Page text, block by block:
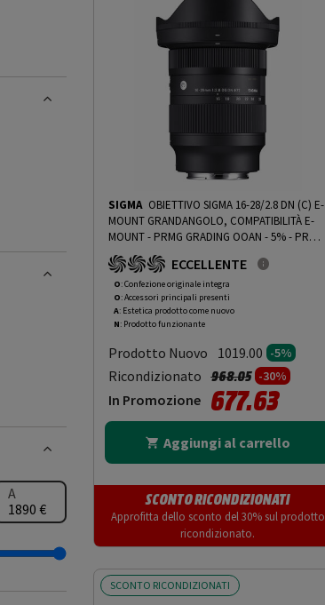
A
SIGMA OBIETTIVO SIGMA 16-28/2.8 DN (C) E-
MOUNT GRANDANGOLO, COMPATIBILITÀ E-
MOUNT - PRMG GRADING OOAN - 5%- PRMG
GRADING OOAN - 5%
ECCELLENTE
O: Confezione originale integra
O: Accessori principali presenti
A: Estetica prodotto come nuovo
N: Prodotto funzionante
Prodotto Nuovo 1019.00 -5%
Ricondizionato Prezzo ridotto da
968.05a-30%
In Promozione 677.63
Aggiungi al carrello
SCONTO RICONDIZIONATI
Approfitta dello sconto del 30% sul prodotto
ricondizionato.
SCONTO RICONDIZIONATI